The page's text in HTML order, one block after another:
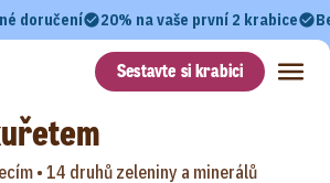
doručení 20% na vaše první 2 krabice
Sestavte si krabici
• 14 druhů zeleniny a minerálů